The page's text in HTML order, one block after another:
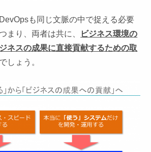
も同じ文脈の中で捉える必要
まり、両者は共に、
ビジネス環境の
ネスの成果に直接貢献するための取
しょう。